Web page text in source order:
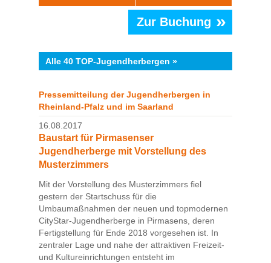
Zur Buchung »
Alle 40 TOP-Jugendherbergen »
Pressemitteilung der Jugendherbergen in
Rheinland-Pfalz und im Saarland
16.08.2017
Baustart für Pirmasenser
Jugendherberge mit Vorstellung des
Musterzimmers
Mit der Vorstellung des Musterzimmers fiel
gestern der Startschuss für die
Umbaumaßnahmen der neuen und topmodernen
CityStar-Jugendherberge in Pirmasens, deren
Fertigstellung für Ende 2018 vorgesehen ist. In
zentraler Lage und nahe der attraktiven Freizeit-
und Kultureinrichtungen entsteht im